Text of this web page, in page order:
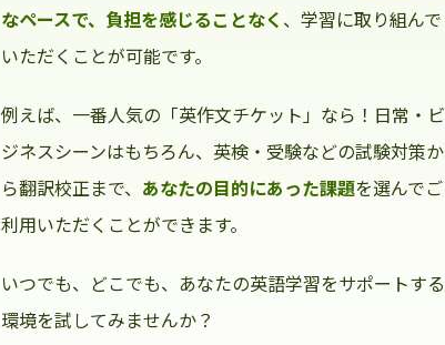
なペースで、負担を感じることなく 、学習に取り組んで
いただくことが可能です。
例えば、一番人気の「英作文チケット」なら！日常・ビ
ジネスシーンはもちろん、英検・受験などの試験対策か
ら翻訳校正まで、 あなたの目的にあった課題を選んでご
利用いただくことができます。
いつでも、どこでも、あなたの英語学習をサポートする
環境を試してみませんか？